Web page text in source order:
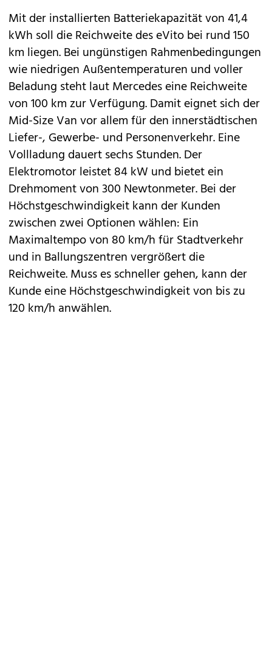
Mit der installierten Batteriekapazität von 41,4
kWh soll die Reichweite des eVito bei rund 150
km liegen. Bei ungünstigen Rahmenbedingungen
wie niedrigen Außentemperaturen und voller
Beladung steht laut Mercedes eine Reichweite
von 100 km zur Verfügung. Damit eignet sich der
Mid-Size Van vor allem für den innerstädtischen
Liefer-, Gewerbe- und Personenverkehr. Eine
Vollladung dauert sechs Stunden. Der
Elektromotor leistet 84 kW und bietet ein
Drehmoment von 300 Newtonmeter. Bei der
Höchstgeschwindigkeit kann der Kunden
zwischen zwei Optionen wählen: Ein
Maximaltempo von 80 km/h für Stadtverkehr
und in Ballungszentren vergrößert die
Reichweite. Muss es schneller gehen, kann der
Kunde eine Höchstgeschwindigkeit von bis zu
120 km/h anwählen.